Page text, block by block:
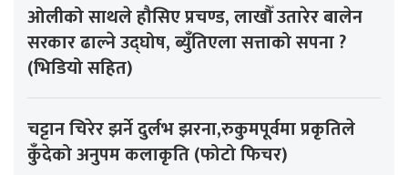
ओलीको साथले हौसिए प्रचण्ड, लाखौँ उतारेर बालेन
सरकार ढाल्ने उद्घोष, ब्युँतिएला सत्ताको सपना ?
(भिडियो सहित)
चट्टान चिरेर झर्ने दुर्लभ झरना,रुकुमपूर्वमा प्रकृतिले
कुँदेको अनुपम कलाकृति (फोटो फिचर)